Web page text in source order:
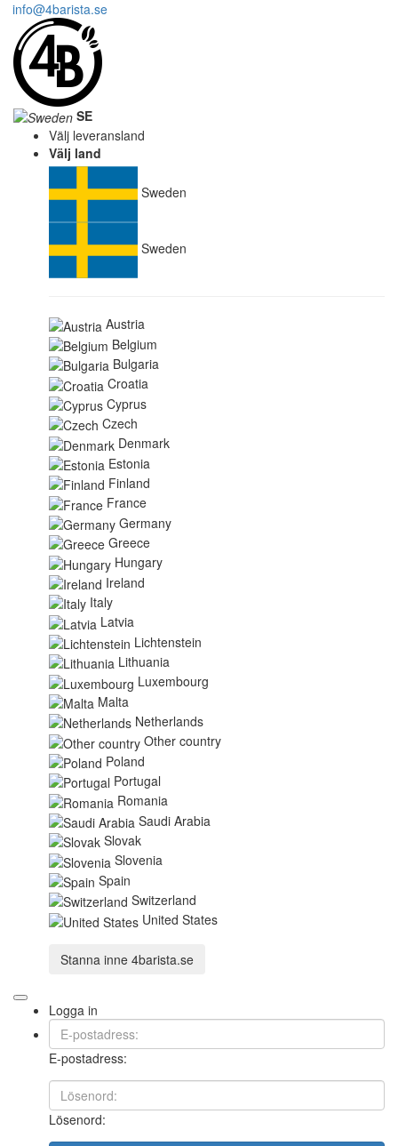
info@4barista.se
SE
Välj leveransland
Välj land
Sweden
Sweden
Austria
Belgium
Bulgaria
Croatia
Cyprus
Czech
Denmark
Estonia
Finland
France
Germany
Greece
Hungary
Ireland
Italy
Latvia
Lichtenstein
Lithuania
Luxembourg
Malta
Netherlands
Other country
Poland
Portugal
Romania
Saudi Arabia
Slovak
Slovenia
Spain
Switzerland
United States
Stanna inne 4barista.se
Logga in
E-postadress:
Lösenord: